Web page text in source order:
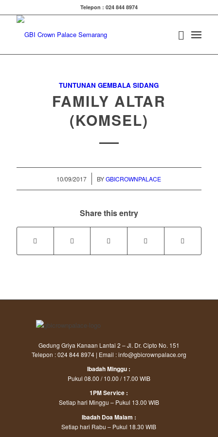
Telepon : 024 844 8974
TUNTUNAN GEMBALA SIDANG
FAMILY ALTAR
(KOMSEL)
10/09/2017
/ BYGBICROWNPALACE
Share this entry
Gedung Griya Kanaan Lantai 2 – Jl. Dr. Cipto No. 151
Telepon : 024 844 8974 | Email : info@gbicrownpalace.org
Ibadah Minggu :
Pukul 08.00 / 10.00 / 17.00 WIB
1PM Service :
Setiap hari Minggu – Pukul 13.00 WIB
Ibadah Doa Malam :
Setiap hari Rabu – Pukul 18.30 WIB